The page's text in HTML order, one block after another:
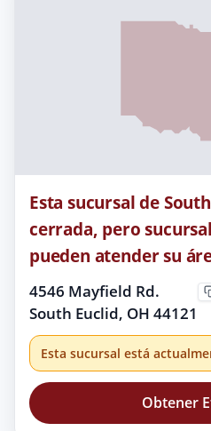
Esta sucursal de
cerrada, pero
pueden atender su
4546 Mayfield Rd.
South Euclid, OH 44121
Esta sucursal está
Obtener